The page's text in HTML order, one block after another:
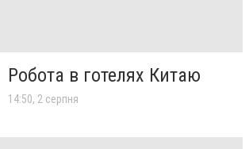
Робота в готелях Китаю
14:50, 2 серпня